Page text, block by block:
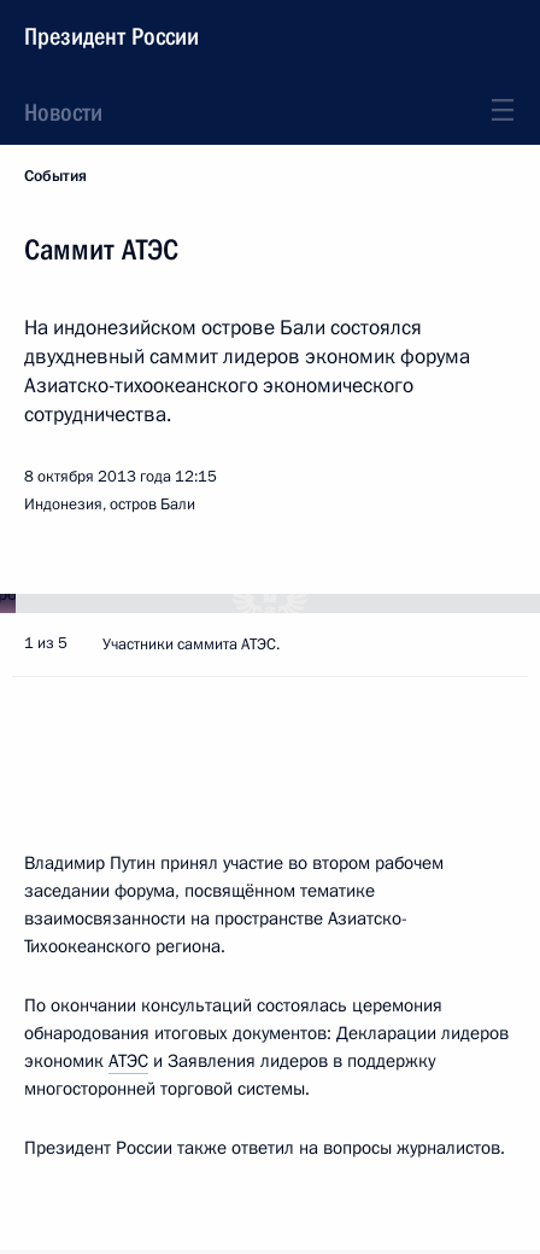
Президент России
Новости
События
Саммит АТЭС
На индонезийском острове Бали состоялся
двухдневный саммит лидеров экономик форума
Азиатско-тихоокеанского экономического
сотрудничества.
8 октября 2013 года 12:15
Индонезия, остров Бали
1 из 5 Участники саммита АТЭС.
Владимир Путин принял участие во втором рабочем
заседании форума, посвящённом тематике
взаимосвязанности на пространстве Азиатско-
Тихоокеанского региона.
По окончании консультаций состоялась церемония
обнародования итоговых документов: Декларации лидеров
экономик АТЭС и Заявления лидеров в поддержку
многосторонней торговой системы.
Президент России также ответил на вопросы журналистов.